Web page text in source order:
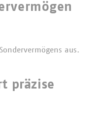
aus.
präzise